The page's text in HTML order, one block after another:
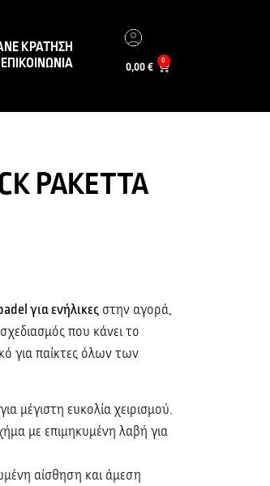
ΚΡΑΤΗΣΗ
ΕΠΙΚΟΙΝΩΝΙΑ
0,00€ 0
ΡΑΚΕΤΤΑ
για ενήλικες στην αγορά,
που κάνει το
για παίκτες όλων των
μέγιστη ευκολία χειρισμού.
με επιμηκυμένη λαβή για
αίσθηση και άμεση